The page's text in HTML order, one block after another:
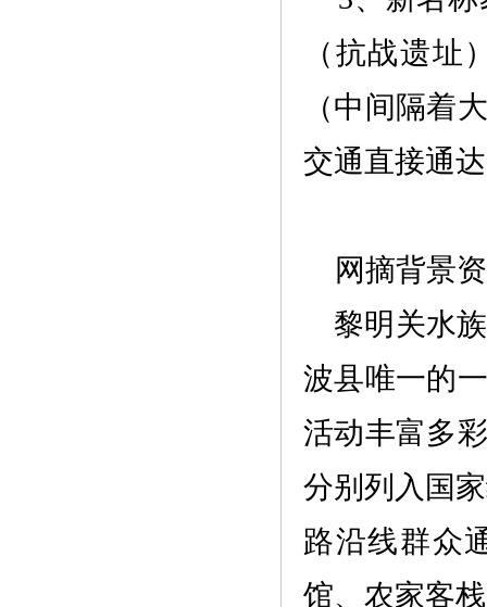
（抗战遗址
（中间隔着
交通直接通
网摘背景
黎明关水
波县唯一的
活动丰富多
分别列入国
路沿线群众
馆、农家客